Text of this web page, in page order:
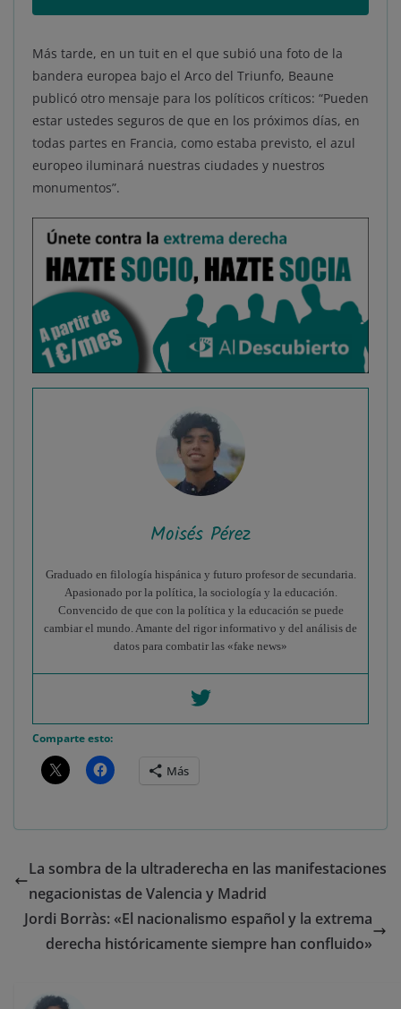
Más tarde, en un tuit en el que subió una foto de la
bandera europea bajo el Arco del Triunfo, Beaune
publicó otro mensaje para los políticos críticos: “Pueden
estar ustedes seguros de que en los próximos días, en
todas partes en Francia, como estaba previsto, el azul
europeo iluminará nuestras ciudades y nuestros
monumentos”.
Moisés Pérez
Graduado en filología hispánica y futuro profesor de secundaria.
Apasionado por la política, la sociología y la educación.
Convencido de que con la política y la educación se puede
cambiar el mundo. Amante del rigor informativo y del análisis de
datos para combatir las «fake news»
Comparte esto:
Más
La sombra de la ultraderecha en las manifestaciones
negacionistas de Valencia y Madrid
Jordi Borràs: «El nacionalismo español y la extrema
derecha históricamente siempre han confluido»